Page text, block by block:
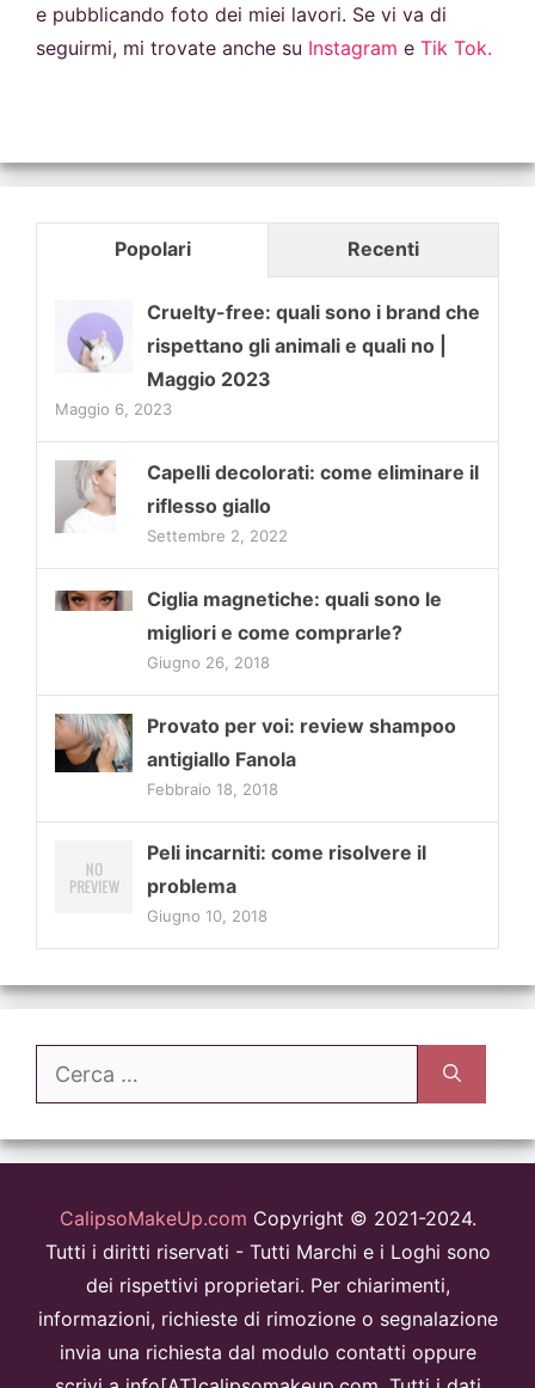
e pubblicando foto dei miei lavori. Se vi va di
seguirmi, mi trovate anche su Instagram e Tik Tok.
Popolari Recenti
Cruelty-free: quali sono i brand che
rispettano gli animali e quali no |
Maggio 2023
Maggio 6, 2023
Capelli decolorati: come eliminare il
riflesso giallo
Settembre 2, 2022
Ciglia magnetiche: quali sono le
migliori e come comprarle?
Giugno 26, 2018
Provato per voi: review shampoo
antigiallo Fanola
Febbraio 18, 2018
Peli incarniti: come risolvere il
problema
Giugno 10, 2018
Ricerca
CalipsoMakeUp.com Copyright © 2021-2024.
Tutti i diritti riservati - Tutti Marchi e i Loghi sono
dei rispettivi proprietari. Per chiarimenti,
informazioni, richieste di rimozione o segnalazione
invia una richiesta dal modulo contatti oppure